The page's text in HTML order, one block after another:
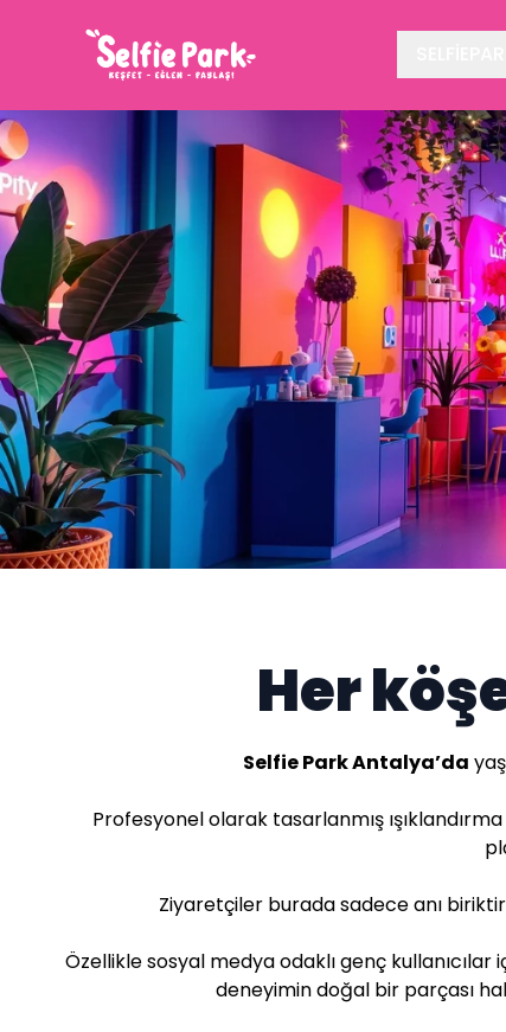
Her
Selfie Park Antalya’da
Profesyonel olarak tasarlanmış
Ziyaretçiler burada sadece anı
Özellikle sosyal medya odaklı genç
deneyimin doğal bir parçası